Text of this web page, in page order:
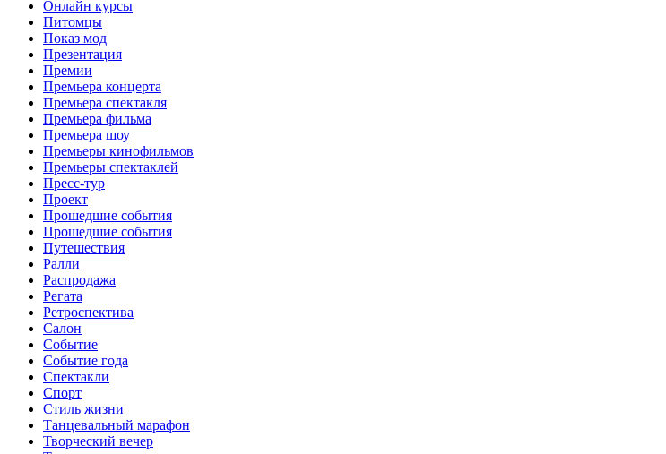
Онлайн курсы
Питомцы
Показ мод
Презентация
Премии
Премьера концерта
Премьера спектакля
Премьера фильма
Премьера шоу
Премьеры кинофильмов
Премьеры спектаклей
Пресс-тур
Проект
Прошедшие события
Прошедшие события
Путешествия
Ралли
Распродажа
Регата
Ретроспектива
Салон
Событие
Событие года
Спектакли
Спорт
Стиль жизни
Танцевальный марафон
Творческий вечер